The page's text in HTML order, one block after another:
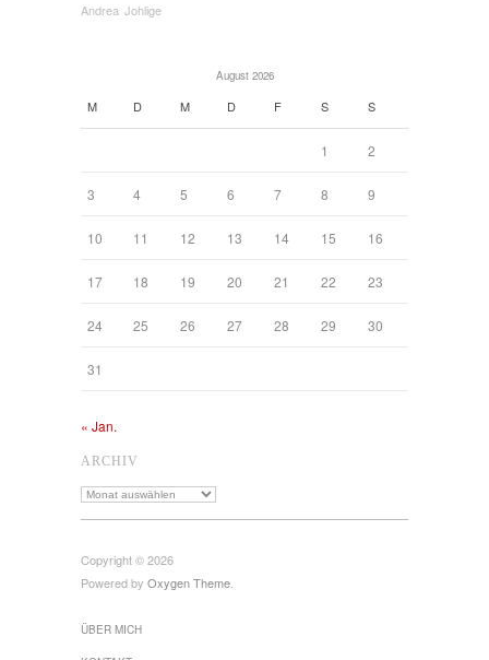
Andrea Johlige
August 2026
M D M D F S S
1 2
3 4 5 6 7 8 9
10 11 12 13 14 15 16
17 18 19 20 21 22 23
24 25 26 27 28 29 30
31
« Jan.
ARCHIV
Archiv
Copyright © 2026
Powered by Oxygen Theme.
ÜBER MICH